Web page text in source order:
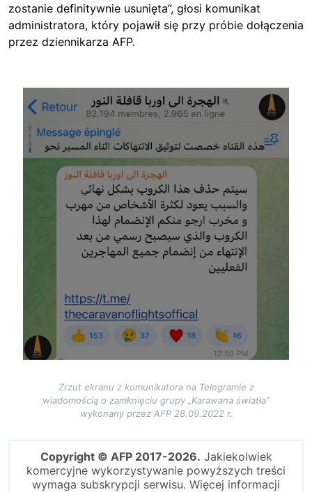
zostanie definitywnie usunięta”, głosi komunikat
administratora, który pojawił się przy próbie dołączenia
przez dziennikarza AFP.
Zrzut ekranu z komunikatora na Telegramie z
wiadomością o zamknięciu grupy „Karawana światła”
wykonany przez AFP 28.09.2022 r.
Copyright © AFP 2017-2026. Jakiekolwiek
komercyjne wykorzystywanie powyższych treści
wymaga subskrypcji serwisu. Więcej informacji